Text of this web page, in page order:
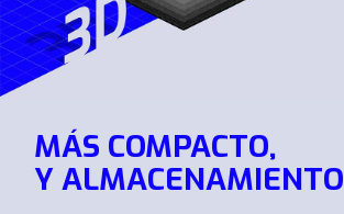
MÁS COMPACTO,
Y ALMACENAMIENTO